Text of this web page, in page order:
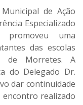
de Ação
Especializado
promoveu uma
das escolas
de Morretes. A
do Delegado Dr.
dar continuidade
realizado